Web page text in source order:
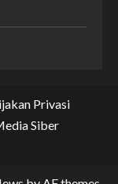
Privasi
Siber